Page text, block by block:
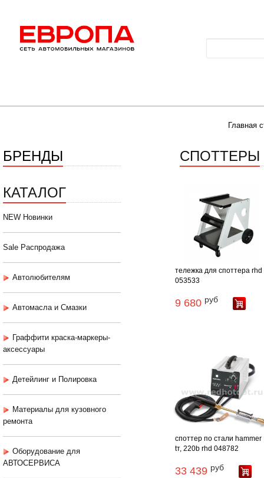
Главная
БРЕНДЫ
КАТАЛОГ
NEW Новинки
Sale Распродажа
Автолюбителям
Автомасла и Смазки
Граффити краска-маркеры-
аксессуары
Детейлинг и Полировка
Материалы для кузовного
ремонта
Оборудование для
АВТОСЕРВИСА
СПОТТЕРЫ
тележка для споттера rhd
053533
9 680 руб
споттер по стали hammer
tт, 220b rhd 048782
33 439 руб